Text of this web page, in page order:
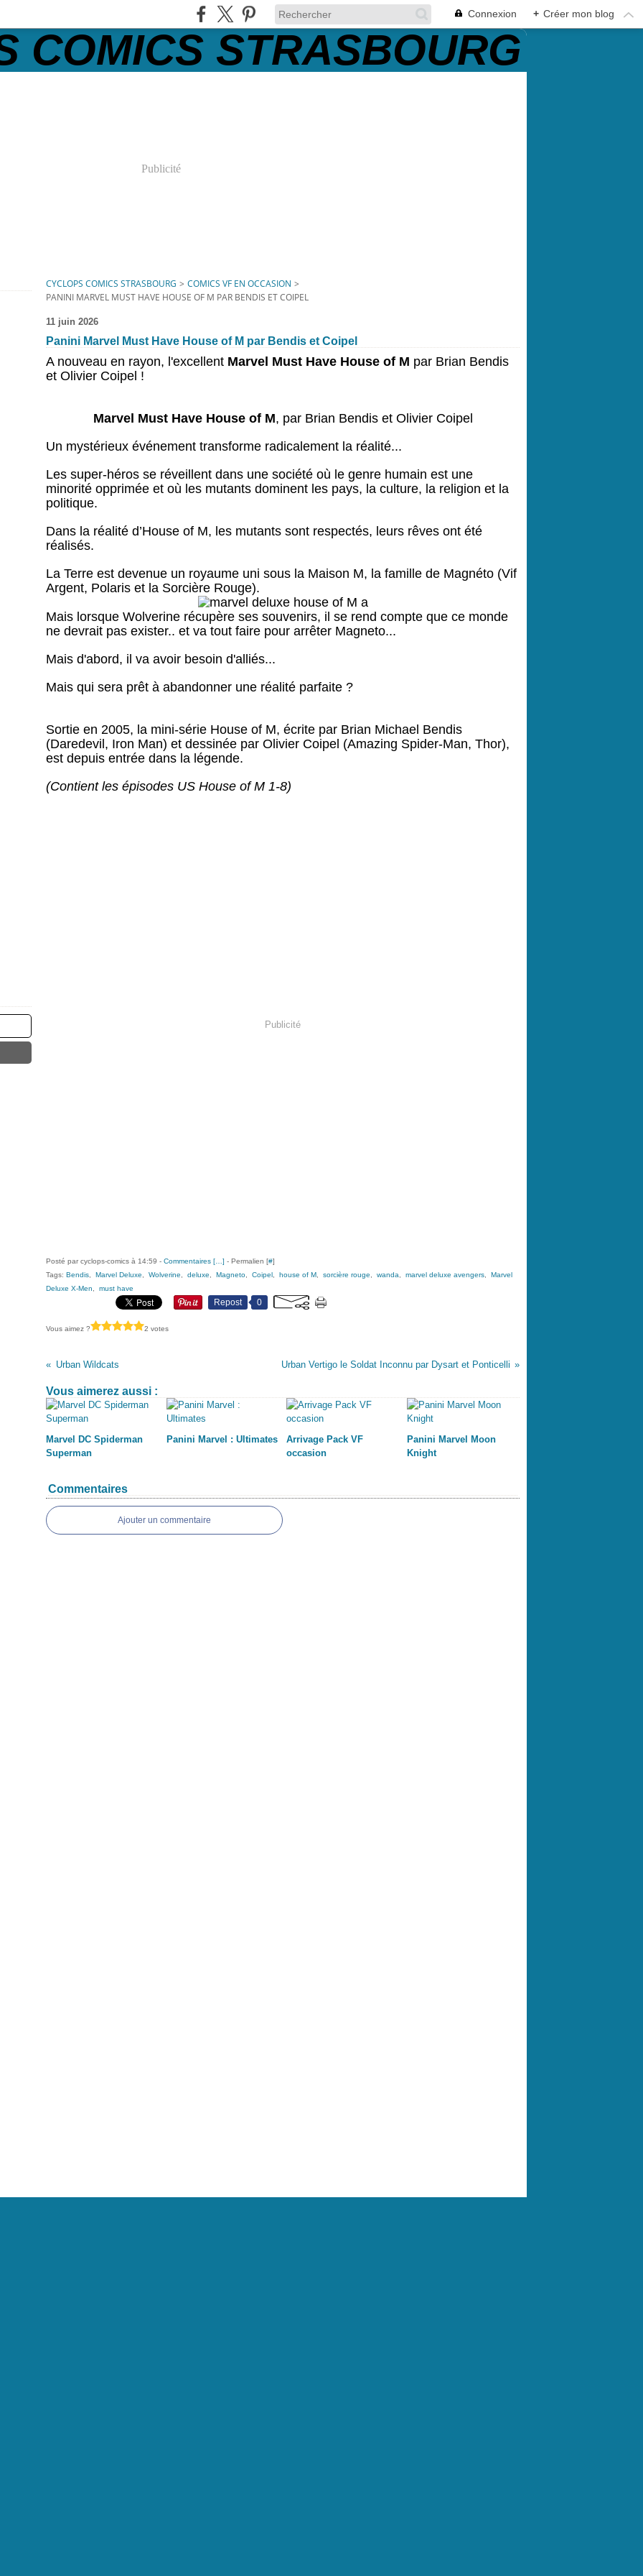
Connexion + Créer mon blog
Publicité
CYCLOPS COMICS STRASBOURG > COMICS VF EN OCCASION >
PANINI MARVEL MUST HAVE HOUSE OF M PAR BENDIS ET COIPEL
11 juin 2026
Panini Marvel Must Have House of M par Bendis et Coipel
A nouveau en rayon, l'excellent Marvel Must Have House of M par Brian Bendis
et Olivier Coipel !
Marvel Must Have House of M, par Brian Bendis et Olivier Coipel
Un mystérieux événement transforme radicalement la réalité...
Les super-héros se réveillent dans une société où le genre humain est une
minorité opprimée et où les mutants dominent les pays, la culture, la religion et la
politique.
Dans la réalité d’House of M, les mutants sont respectés, leurs rêves ont été
réalisés.
La Terre est devenue un royaume uni sous la Maison M, la famille de Magnéto (Vif
Argent, Polaris et la Sorcière Rouge).
Mais lorsque Wolverine récupère ses souvenirs, il se rend compte que ce monde
ne devrait pas exister.. et va tout faire pour arrêter Magneto...
Mais d'abord, il va avoir besoin d'alliés...
Mais qui sera prêt à abandonner une réalité parfaite ?
Sortie en 2005, la mini-série House of M, écrite par Brian Michael Bendis
(Daredevil, Iron Man) et dessinée par Olivier Coipel (Amazing Spider-Man, Thor),
est depuis entrée dans la légende.
(Contient les épisodes US House of M 1-8)
Publicité
Posté par cyclops-comics à 14:59 - Commentaires [ ] - Permalien [#]
Tags: Bendis Marvel Deluxe Wolverine deluxe Magneto Coipel house of M sorcière rouge wanda marvel deluxe avengers
Marvel
Deluxe X-Men
must have
Repost 0
Vous aimez ? 2 votes
Urban Wildcats Urban Vertigo le Soldat Inconnu par Dysart et Ponticelli
Vous aimerez aussi :
Marvel DC Spiderman
Superman
Panini Marvel : Ultimates
Arrivage Pack VF
occasion
Panini Marvel Moon
Knight
Commentaires
Ajouter un commentaire